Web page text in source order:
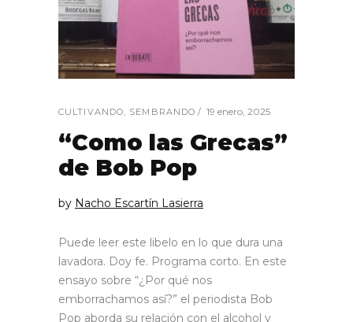
CULTIVANDO, SEMBRANDO 19 enero, 2025
“Como las Grecas”
de Bob Pop
by Nacho Escartín Lasierra
Puede leer este libelo en lo que dura una
lavadora. Doy fe. Programa corto. En este
ensayo sobre “¿Por qué nos
emborrachamos así?” el periodista Bob
Pop aborda su relación con el alcohol y